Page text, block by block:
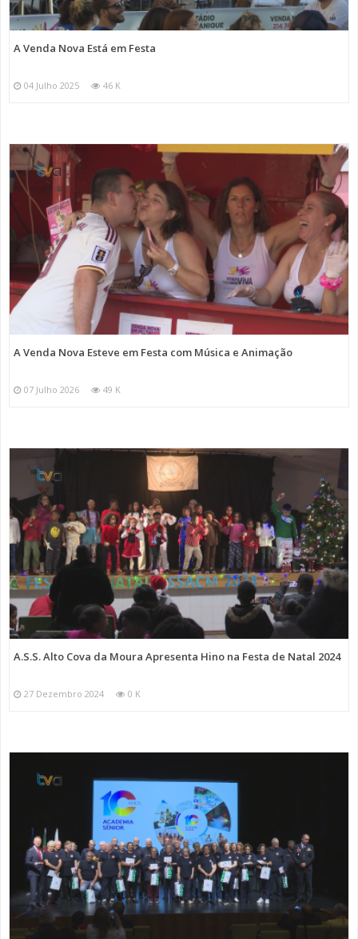
A Venda Nova Está em Festa
04 Julho 2025 46 K
A Venda Nova Esteve em Festa com Música e Animação
07 Julho 2026 49 K
A.S.S. Alto Cova da Moura Apresenta Hino na Festa de Natal 2024
27 Dezembro 2024 0 K